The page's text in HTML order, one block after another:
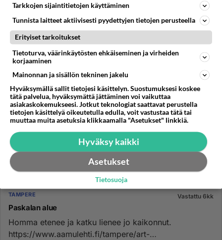
TAMPERE Vastattu 6kk
Paskalan alue
Homma etenee ja katku lienee jo kaikonnut.
https://www.aamulehti.fi/tampere/art-
Tarkkojen sijaintitietojen käyttäminen
Tunnista laitteet aktiivisesti pyydettyjen tietojen perusteella
Erityiset tarkoitukset
Tietoturva, väärinkäytösten ehkäiseminen ja virheiden
korjaaminen
Mainonnan ja sisällön tekninen jakelu
Hyväksymällä sallit tietojesi käsittelyn. Suostumuksesi koskee
tätä palvelua, hyväksymättä jättäminen voi vaikuttaa
asiakaskokemukseesi. Jotkut teknologiat saattavat perustella
tietojen käsittelyä oikeutetulla edulla, voit vastustaa tätä tai
muuttaa muita asetuksia klikkaamalla "Asetukset" linkkiä.
Hyväksy kaikki
Asetukset
Tietosuoja